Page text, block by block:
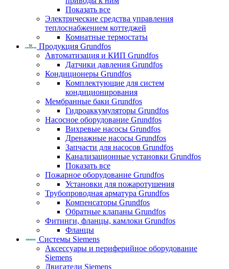
Показать все
Электрические средства управления
теплоснабжением коттеджей
Комнатные термостаты
Продукция Grundfos
Автоматизация и КИП Grundfos
Датчики давления Grundfos
Кондиционеры Grundfos
Комплектующие для систем
кондиционирования
Мембранные баки Grundfos
Гидроаккумуляторы Grundfos
Насосное оборудование Grundfos
Вихревые насосы Grundfos
Дренажные насосы Grundfos
Запчасти для насосов Grundfos
Канализационные установки Grundfos
Показать все
Пожарное оборудование Grundfos
Установки для пожаротушения
Трубопроводная арматура Grundfos
Компенсаторы Grundfos
Обратные клапаны Grundfos
Фитинги, фланцы, камлоки Grundfos
Фланцы
Системы Siemens
Аксессуары и периферийное оборудование
Siemens
Двигатели Siemens